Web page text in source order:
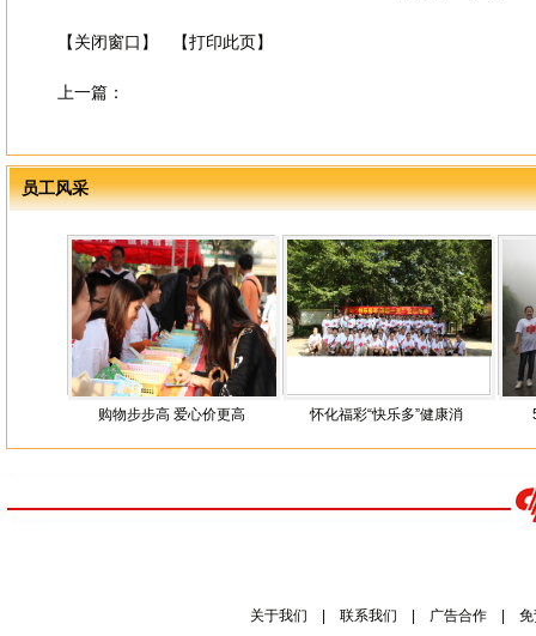
【关闭窗口】 【打印此页】
上一篇：
员工风采
购物步步高 爱心价更高 怀化福彩“快乐多”健康消 5月4
关于我们 联系我们 广告合作